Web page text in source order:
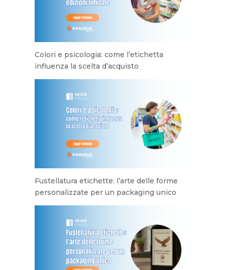
Colori e psicologia: come l’etichetta
influenza la scelta d’acquisto
Fustellatura etichette: l’arte delle forme
personalizzate per un packaging unico